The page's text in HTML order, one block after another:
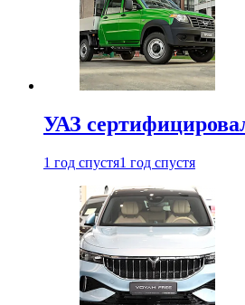
УАЗ
1 год спустя1 год спустя